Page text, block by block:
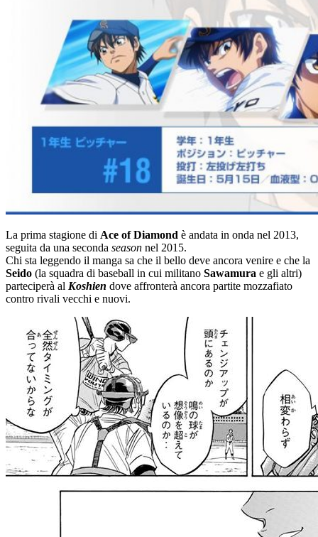
La prima stagione di Ace of Diamond è andata in onda nel 2013,
seguita da una seconda season nel 2015.
Chi sta leggendo il manga sa che il bello deve ancora venire e che la
Seido (la squadra di baseball in cui militano Sawamura e gli altri)
parteciperà al Koshien dove affronterà ancora partite mozzafiato
contro rivali vecchi e nuovi.